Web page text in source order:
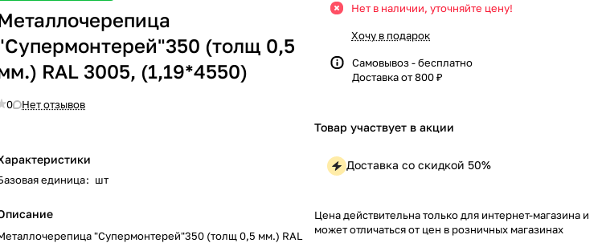
(толщ 0,5
RAL 3005, (1,19*4550)
0 Нет отзывов
единица: шт
"Супермонтерей"350 (толщ 0,5 мм.) RAL
Нет в наличии, уточняйте цену!
Хочу в подарок
Самовывоз - бесплатно
Доставка от 800 ₽
Товар участвует в акции
Доставка со скидкой 50%
Цена действительна только для интернет-магазина и
может отличаться от цен в розничных магазинах